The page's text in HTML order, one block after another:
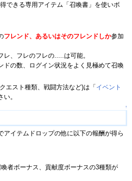
できる専用アイテム「召喚書」を使いボ
フレンド、あるいはそのフレンドしか参加
、フレのフレの.....は可能。
ドの数、ログイン状況をよく見極めて召喚
エスト種類、戦闘方法など)は「イベント
。
↑
アイテムドロップの他に以下の報酬が得ら
者ボーナス、貢献度ボーナスの3種類が